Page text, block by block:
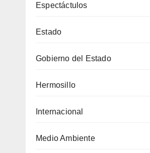
Espectáctulos
Estado
Gobierno del Estado
Hermosillo
Internacional
Medio Ambiente